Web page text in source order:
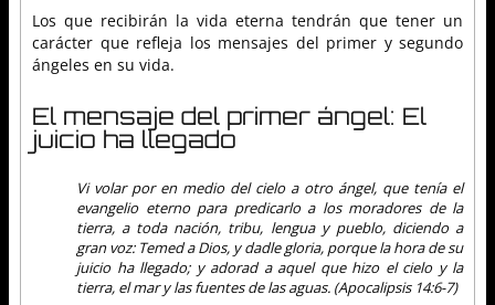
Los que recibirán la vida eterna tendrán que tener un
carácter que refleja los mensajes del primer y segundo
ángeles en su vida.
El mensaje del primer ángel: El
juicio ha llegado
Vi volar por en medio del cielo a otro ángel, que tenía el
evangelio eterno para predicarlo a los moradores de la
tierra, a toda nación, tribu, lengua y pueblo, diciendo a
gran voz: Temed a Dios, y dadle gloria, porque la hora de su
juicio ha llegado; y adorad a aquel que hizo el cielo y la
tierra, el mar y las fuentes de las aguas. (Apocalipsis 14:6-7)